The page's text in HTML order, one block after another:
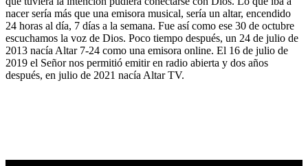
nacer sería más que una emisora musical, sería un altar, encendido
24 horas al día, 7 días a la semana. Fue así como ese 30 de octubre
escuchamos la voz de Dios. Poco tiempo después, un 24 de julio de
2013 nacía Altar 7-24 como una emisora online. El 16 de julio de
2019 el Señor nos permitió emitir en radio abierta y dos años
después, en julio de 2021 nacía Altar TV.